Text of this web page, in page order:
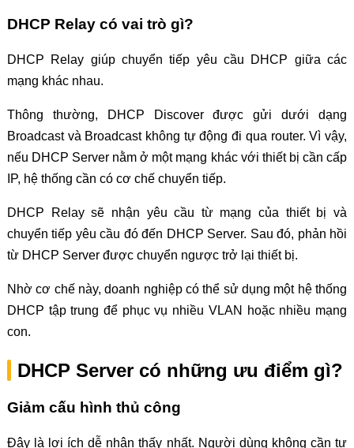
DHCP Relay có vai trò gì?
DHCP Relay giúp chuyển tiếp yêu cầu DHCP giữa các
mạng khác nhau.
Thông thường, DHCP Discover được gửi dưới dạng
Broadcast và Broadcast không tự động đi qua router. Vì vậy,
nếu DHCP Server nằm ở một mạng khác với thiết bị cần cấp
IP, hệ thống cần có cơ chế chuyển tiếp.
DHCP Relay sẽ nhận yêu cầu từ mạng của thiết bị và
chuyển tiếp yêu cầu đó đến DHCP Server. Sau đó, phản hồi
từ DHCP Server được chuyển ngược trở lại thiết bị.
Nhờ cơ chế này, doanh nghiệp có thể sử dụng một hệ thống
DHCP tập trung để phục vụ nhiều VLAN hoặc nhiều mạng
con.
DHCP Server có những ưu điểm gì?
Giảm cấu hình thủ công
Đây là lợi ích dễ nhận thấy nhất. Người dùng không cần tự